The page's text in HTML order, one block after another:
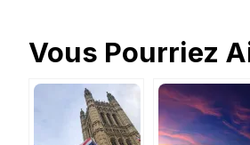
Vous Pourriez